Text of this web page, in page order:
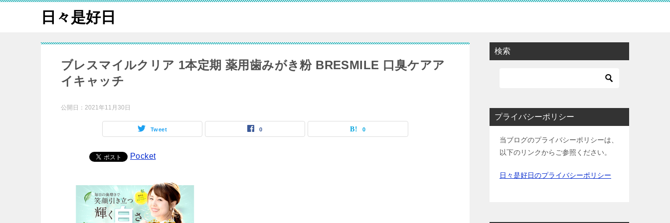
日々是好日
ブレスマイルクリア 1本定期 薬用歯みがき粉 BRESMILE 口臭ケアア
イキャッチ
公開日： 2021年11月30日
Tweet 0 0
Pocket
検索
プライバシーポリシー
当ブログのプライバシーポリシーは、
以下のリンクからご参照ください。
日々是好日のプライバシーポリシー